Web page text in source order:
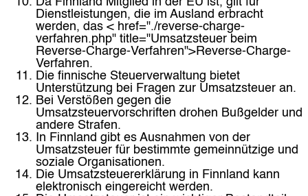
Dienstleistungen, die im Ausland erbracht
werden, das < href="./reverse-charge-
verfahren.php" title="Umsatzsteuer beim
Reverse-Charge-Verfahren">Reverse-Charge-
Verfahren.
Die finnische Steuerverwaltung bietet
Unterstützung bei Fragen zur Umsatzsteuer an.
Bei Verstößen gegen die
Umsatzsteuervorschriften drohen Bußgelder und
andere Strafen.
In Finnland gibt es Ausnahmen von der
Umsatzsteuer für bestimmte gemeinnützige und
soziale Organisationen.
Die Umsatzsteuererklärung in Finnland kann
elektronisch eingereicht werden.